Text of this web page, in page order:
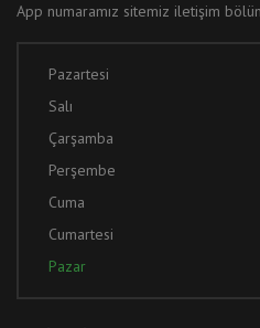
App numaramız sitemiz iletişim
Pazartesi
Salı
Çarşamba
Perşembe
Cuma
Cumartesi
Pazar